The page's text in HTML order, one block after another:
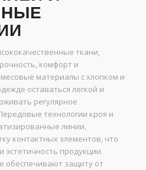
ткани,
комфорт и
материалы с хлопком и
оставаться легкой и
регулярное
технологии кроя и
линии,
контактных элементов, что
эстетичность продукции.
обеспечивают защиту от